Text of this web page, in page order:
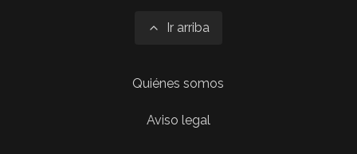
Ir arriba
Quiénes somos
Aviso legal